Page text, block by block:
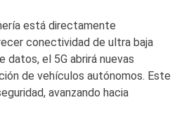
está directamente
conectividad de ultra baja
datos, el 5G abrirá nuevas
de vehículos autónomos. Este
avanzando hacia